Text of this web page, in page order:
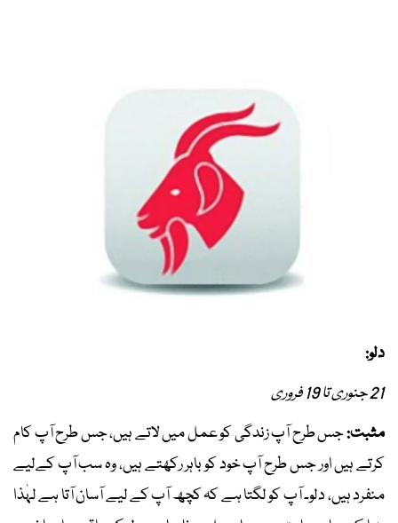
دلو:
21 جنوری تا 19 فروری
مثبت:جس طرح آپ زندگی کو عمل میں لاتے ہیں، جس طرح آپ کام
کرتے ہیں اور جس طرح آپ خود کو باہر رکھتے ہیں، وہ سب آپ کےلیے
منفرد ہیں، دلو۔ آپ کو لگتا ہے کہ کچھ آپ کے لیے آسان آتا ہے لہٰذا